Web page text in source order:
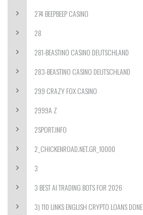
274 BEEPBEEP CASINO
28
281-BEASTINO CASINO DEUTSCHLAND
283-BEASTINO CASINO DEUTSCHLAND
299 CRAZY FOX CASINO
2999A Z
2SPORT.INFO
2_CHICKENROAD.NET.GR_10000
3
3 BEST AI TRADING BOTS FOR 2026
3) 110 LINKS ENGLISH CRYPTO LOANS DONE